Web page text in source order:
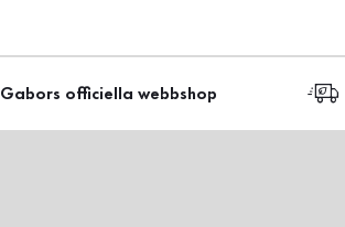
Gabors officiella webbshop